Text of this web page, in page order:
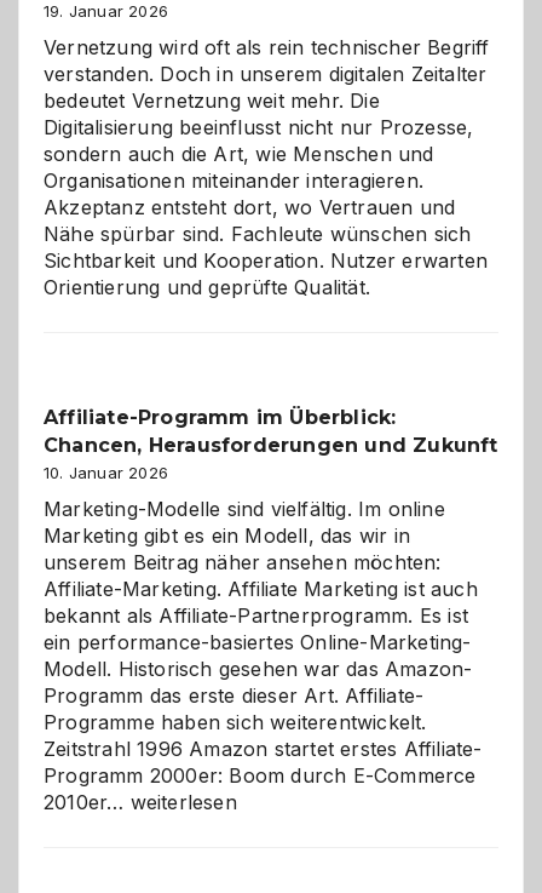
Alaaf!
19. Januar 2026
Vernetzung wird oft als rein technischer Begriff
verstanden. Doch in unserem digitalen Zeitalter
bedeutet Vernetzung weit mehr. Die
Digitalisierung beeinflusst nicht nur Prozesse,
sondern auch die Art, wie Menschen und
Organisationen miteinander interagieren.
Akzeptanz entsteht dort, wo Vertrauen und
Nähe spürbar sind. Fachleute wünschen sich
Sichtbarkeit und Kooperation. Nutzer erwarten
Orientierung und geprüfte Qualität.
Affiliate-Programm im Überblick:
Chancen, Herausforderungen und Zukunft
10. Januar 2026
Marketing-Modelle sind vielfältig. Im online
Marketing gibt es ein Modell, das wir in
unserem Beitrag näher ansehen möchten:
Affiliate-Marketing. Affiliate Marketing ist auch
bekannt als Affiliate-Partnerprogramm. Es ist
ein performance-basiertes Online-Marketing-
Modell. Historisch gesehen war das Amazon-
Programm das erste dieser Art. Affiliate-
Programme haben sich weiterentwickelt.
Zeitstrahl 1996 Amazon startet erstes Affiliate-
Programm 2000er: Boom durch E-Commerce
2010er… Affiliate-
weiterlesen